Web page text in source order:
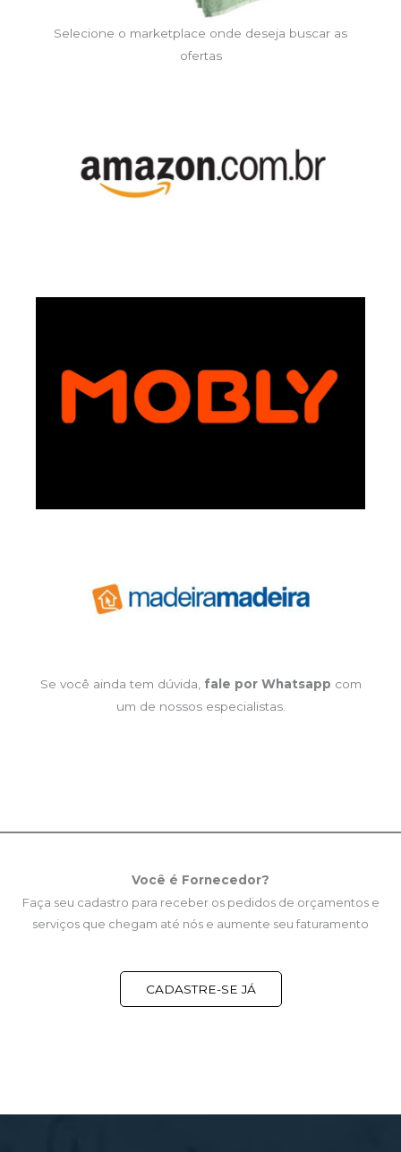
Selecione o marketplace onde deseja buscar as
ofertas
Se você ainda tem dúvida, fale por Whatsapp com
um de nossos especialistas.
Você é Fornecedor?
Faça seu cadastro para receber os pedidos de orçamentos e
serviços que chegam até nós e aumente seu faturamento
CADASTRE-SE JÁ